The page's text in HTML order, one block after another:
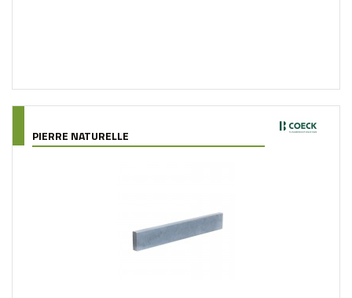
PIERRE NATURELLE